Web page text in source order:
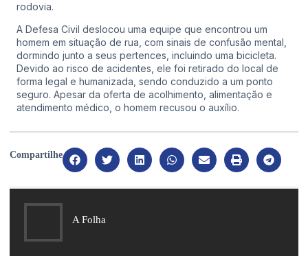
rodovia.
A Defesa Civil deslocou uma equipe que encontrou um
homem em situação de rua, com sinais de confusão mental,
dormindo junto a seus pertences, incluindo uma bicicleta.
Devido ao risco de acidentes, ele foi retirado do local de
forma legal e humanizada, sendo conduzido a um ponto
seguro. Apesar da oferta de acolhimento, alimentação e
atendimento médico, o homem recusou o auxílio.
Compartilhe
A Folha